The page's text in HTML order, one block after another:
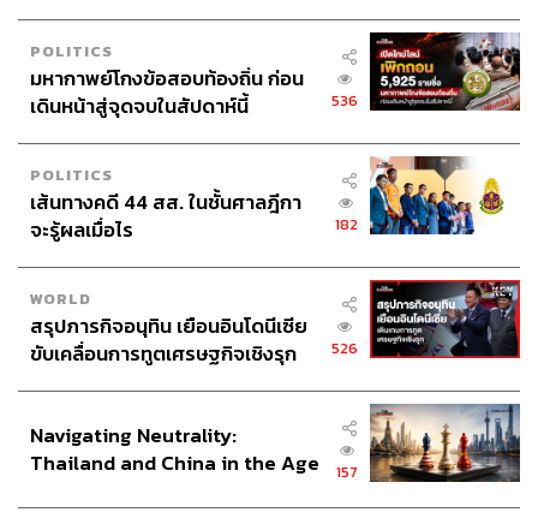
11.9K
เสาวลักษณ์ เขตสูงเนิน
Content Creator THE STANDARD WEALTH
POLITICS
มหากาพย์โกงข้อสอบท้องถิ่น ก่อน
เดินหน้าสู่จุดจบในสัปดาห์นี้
536
POLITICS
เส้นทางคดี 44 สส. ในชั้นศาลฎีกา
จะรู้ผลเมื่อไร
182
WORLD
สรุปภารกิจอนุทิน เยือนอินโดนีเซีย
ขับเคลื่อนการทูตเศรษฐกิจเชิงรุก
526
Navigating Neutrality:
Thailand and China in the Age
157